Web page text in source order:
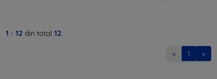
1 - 12 din total 12.
« 1 »